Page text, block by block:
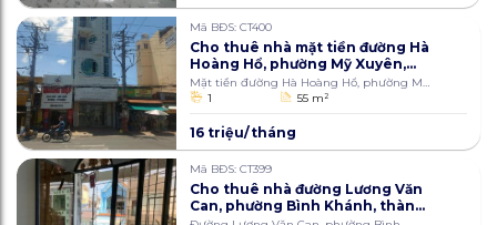
Mã BĐS: CT400
Cho thuê nhà mặt tiền đường Hà
Hoàng Hổ, phường Mỹ Xuyên,
thành phố Long Xuyên 55m2
Mặt tiền đường Hà Hoàng Hổ, phường Mỹ
Xuyên, thành phố Long Xuyên
1 55 m2
16 triệu/tháng
Mã BĐS: CT399
Cho thuê nhà đường Lương Văn
Can, phường Bình Khánh, thành